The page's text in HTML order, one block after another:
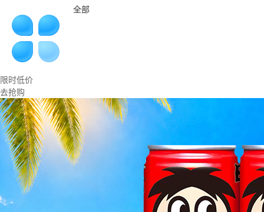
全部
限时低价
去抢购